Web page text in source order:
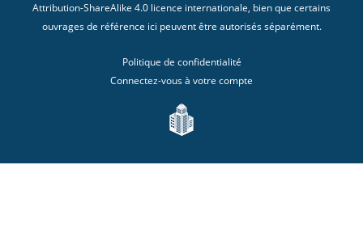
Attribution-ShareAlike 4.0 licence internationale , bien que certains
ouvrages de référence ici peuvent être autorisés séparément.
Politique de confidentialité
Connectez-vous à votre compte